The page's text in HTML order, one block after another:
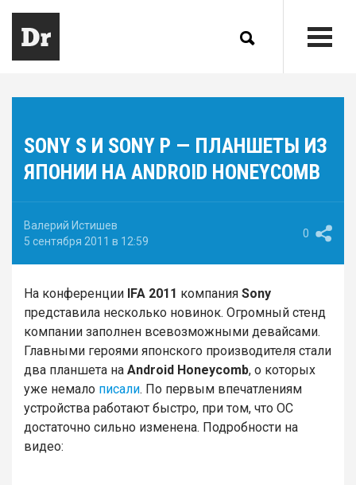
SONY S И SONY P — ПЛАНШЕТЫ ИЗ
ЯПОНИИ НА ANDROID HONEYCOMB
Валерий Истишев
5 сентября 2011 в 12:59
0
На конференции IFA 2011 компания Sony
представила несколько новинок. Огромный стенд
компании заполнен всевозможными девайсами.
Главными героями японского производителя стали
два планшета на Android Honeycomb, о которых
уже немало писали. По первым впечатлениям
устройства работают быстро, при том, что ОС
достаточно сильно изменена. Подробности на
видео: